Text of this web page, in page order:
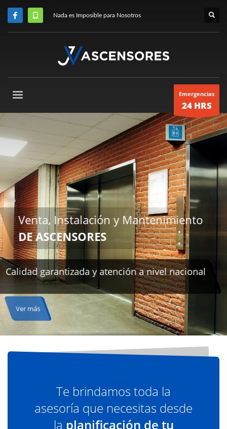
Nada es Imposible para Nosotros
Emergencias
24 HRS
Te brindamos toda la
asesoría que necesitas desde
la planificación de tu